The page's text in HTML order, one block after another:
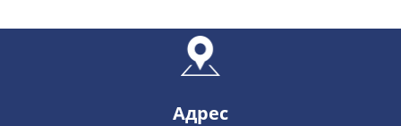
Адрес